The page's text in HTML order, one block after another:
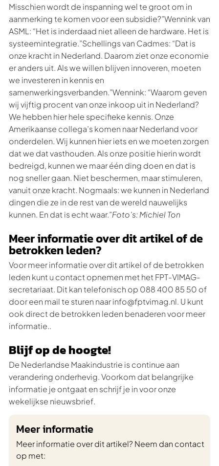
Misschien wordt de inspanning wel te groot om in
aanmerking te komen voor een subsidie?”Wennink van
ASML: “Het is inderdaad niet alleen de hardware. Het is
systeemintegratie.”Schellings van Cadmes: “Dat is
onze kracht in Nederland. Daarom ziet onze economie
er anders uit. Als we willen blijven innoveren, moeten
we investeren in kennis en
samenwerkingsverbanden.”Wennink: “Waarom geven
wij vijftig procent van onze inkoop uit in Nederland?
We hebben hier hele specifieke kennis. Onze
Amerikaanse collega’s komen naar Nederland voor
onderdelen. Wij kunnen hier iets en we moeten zorgen
dat we dat vasthouden. Als onze positie hierin wordt
bedreigd, kunnen we maar één ding doen en dat is
nog sneller gaan. Niet beschermen, maar stimuleren,
vanuit onze kracht. Nogmaals: we kunnen in Nederland
dingen die ze in de rest van de wereld nauwelijks
kunnen. En dat is echt waar.”Foto’s: Michiel Ton
Meer informatie over dit artikel of de
betrokken leden?
Voor meer informatie over dit artikel of de betrokken
leden kunt u contact opnemen met het FPT-VIMAG-
secretariaat. Dit kan telefonisch op 088 400 85 50 of
door een mail te sturen naar info@fptvimag.nl. U kunt
ook direct de betrokken leden benaderen voor meer
informatie..
Blijf op de hoogte!
De Nederlandse Maakindustrie is continue aan
verandering onderhevig. Voorkom dat belangrijke
informatie je ontgaat en schrijf je in voor onze
wekelijkse nieuwsbrief.
Meer informatie
Meer informatie over dit artikel? Neem dan contact
op met: